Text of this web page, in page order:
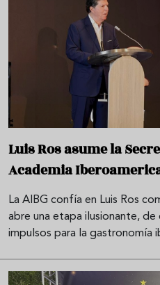
Luis Ros asume la
Academia
La AIBG confía en Luis Ros
abre una etapa ilusionante, de
impulsos para la gastronomía